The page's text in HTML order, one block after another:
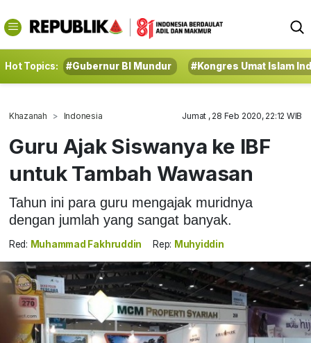
Hot Topics: #Gubernur BI Mundur #Kongres Umat Islam
Khazanah Indonesia Jumat , 28 Feb 2020, 22:12 WIB
Guru Ajak Siswanya ke IBF
untuk Tambah Wawasan
Tahun ini para guru mengajak muridnya
dengan jumlah yang sangat banyak.
Red: Muhammad Fakhruddin Rep: Muhyiddin